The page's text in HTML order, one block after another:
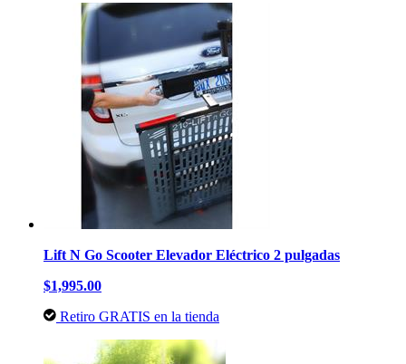
Lift N Go Scooter Elevador Eléctrico 2 pulgadas
$1,995.00
Retiro GRATIS en la tienda